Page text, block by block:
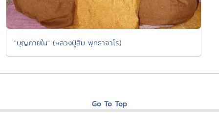
"บุญภายใน" (หลวงปู่สิม พุทธาจาโร)
Go To Top